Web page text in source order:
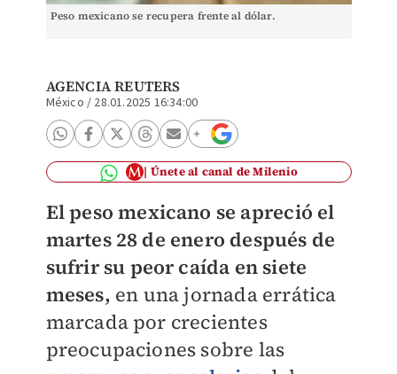
Peso mexicano se recupera frente al dólar.
AGENCIA REUTERS
México / 28.01.2025 16:34:00
Únete al canal de Milenio
El peso mexicano se apreció el
martes 28 de enero después de
sufrir su peor caída en siete
meses, en una jornada errática
marcada por crecientes
preocupaciones sobre las